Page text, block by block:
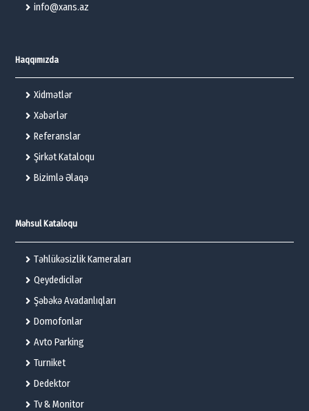
info@xans.az
Haqqımızda
Xidmətlər
Xəbərlər
Referanslar
Şirkət Kataloqu
Bizimlə Əlaqə
Məhsul Kataloqu
Təhlükəsizlik Kameraları
Qeydedicilər
Şəbəkə Avadanlıqları
Domofonlar
Avto Parking
Turniket
Dedektor
Tv & Monitor